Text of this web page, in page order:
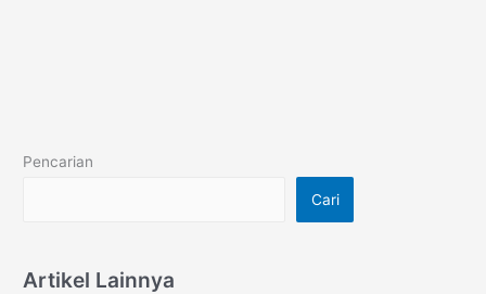
Pencarian
Cari
Artikel Lainnya